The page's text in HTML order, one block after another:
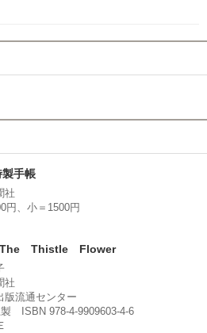
手帳
社
円、小＝1500円
The Thistle Flower
社
版流通センター
ISBN 978-4-9909603-4-6